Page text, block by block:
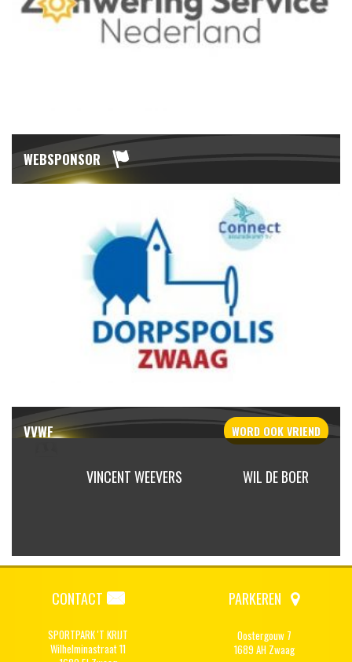
WEBSPONSOR
VVWF WORD OOKVRIEND
VINCENT WEEVERS WIL DE BOER
CONTACT
SPORTPARK 'T KRIJT
Wilhelminastraat 11
PARKEREN
Oostergouw 7
1689 AH Zwaag